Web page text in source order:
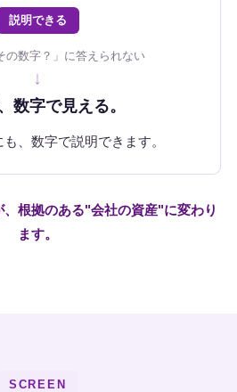
説明できる
の数字？」に答えられない
↓
数字で見える。
、数字で説明できます。
根拠のある"会社の資産"に変わり
ます。
SCREEN